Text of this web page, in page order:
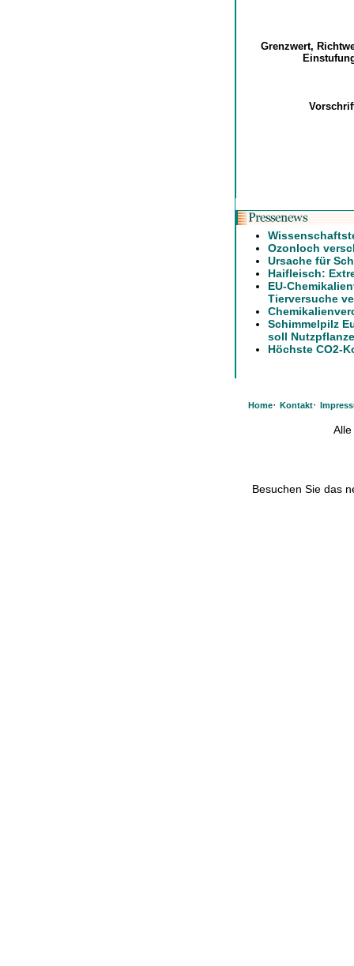
Grenzwert,
Ozonloch
Ursache für
Haifleisch:
EU-
Tierversuche
Schimmelpilz
soll
Höchste CO2-
Home· Kontakt·
Besuchen Sie das